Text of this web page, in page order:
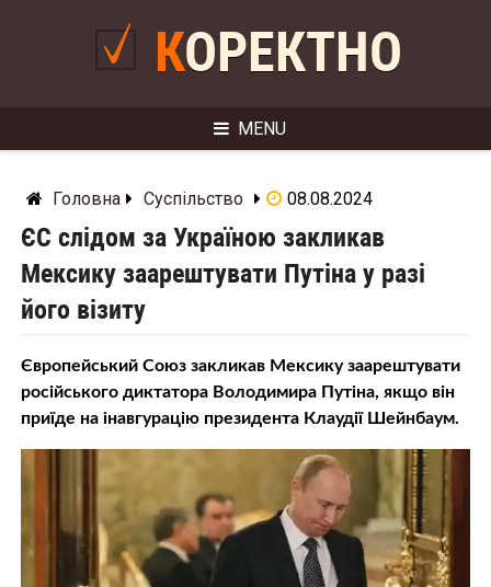
КОРЕКТНО
MENU
Головна Суспільство 08.08.2024
ЄС слідом за Україною закликав
Мексику заарештувати Путіна у разі
його візиту
Європейський Союз закликав Мексику заарештувати
російського диктатора Володимира Путіна, якщо він
приїде на інавгурацію президента Клаудії Шейнбаум.